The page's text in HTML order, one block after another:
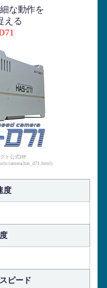
な動作を
える
ト公式HP
camera/has_d71.html)
度
ピード